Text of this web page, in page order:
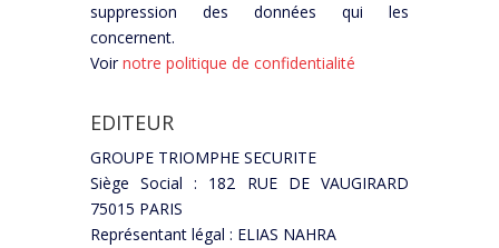
suppression des données qui les
concernent.
Voirnotre politique de confidentialité
EDITEUR
GROUPE TRIOMPHE SECURITE
Siège Social : 182 RUE DE VAUGIRARD
75015 PARIS
Représentant légal : ELIAS NAHRA